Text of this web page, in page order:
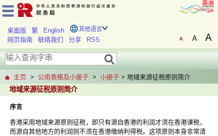
桌面版 繁 English 其他语言
网页指南 联络我们 分享 RSS
主页 > 公用表格及小册子 > 小册子 > 地域来源征税原则简介
地域来源征税原则简介
序言
香港采用地域来源原则征税，即只有源自香港的利润才须在香港课税，
而源自其他地方的利润则不须在香港缴纳利得税。这项原则本身非常清